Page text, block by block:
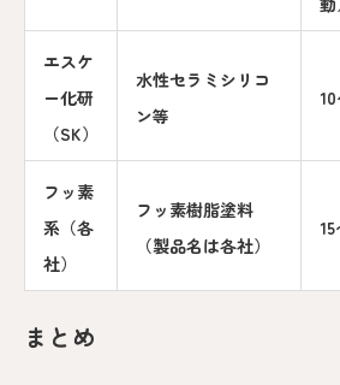
エスケ
ー化研
（SK）
水性セラミシリコ
ン等
フッ素
系（各
社）
フッ素樹脂塗料
（製品名は各社）
まとめ